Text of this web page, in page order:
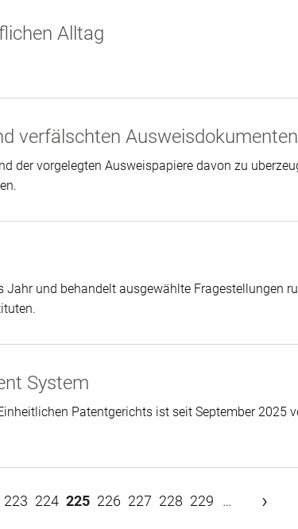
Alltag
verfälschten Ausweisdokumenten
der vorgelegten Ausweispapiere davon zu
Jahr und behandelt ausgewählte Fragestellungen
System
Patentgerichts ist seit September 2025
223 224 225 226 227 228 229 …